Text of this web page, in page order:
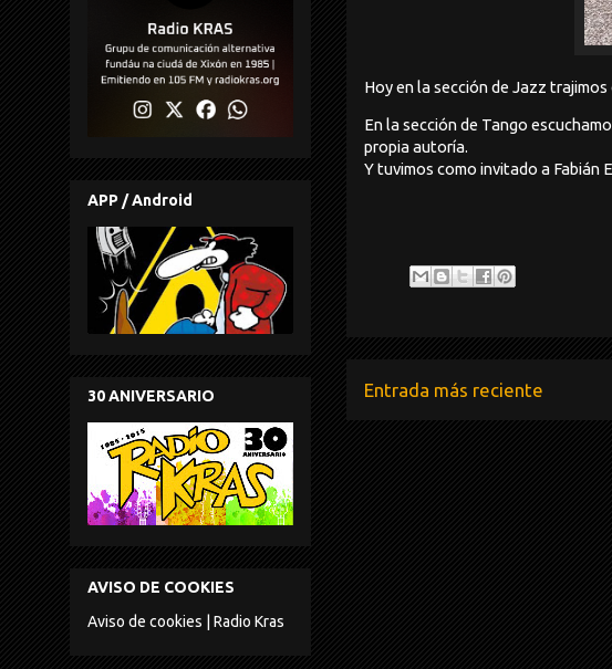
Hoy en la sección de Jazz
En la sección de Tango
propia autoría.
Y tuvimos como invitado a Fabián
Entrada más reciente
APP / Android
30 ANIVERSARIO
AVISO DE COOKIES
Aviso de cookies | Radio Kras